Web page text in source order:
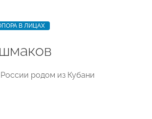
В ЛИЦАХ
родом из Кубани